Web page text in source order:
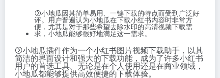
小地瓜因其简单易用、一键下载的特点而受到广泛好
评。用户普遍认为小地瓜在下载小红书内容时非常方
便，尤其是对于那些希望去除水印的高清视频下载需
求，小地瓜能够很好地满足这一需求。
小地瓜插件作为一个小红书图片视频下载助手，以其
简洁的界面设计和强大的下载功能，成为了许多小红书
用户的首选工具。无论是在个人使用还是在商业领域，
小地瓜都能够提供高效便捷的下载体验。